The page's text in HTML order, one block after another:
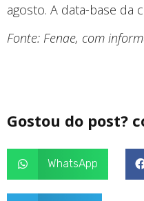
agosto. A data-base da
Fonte: Fenae, com
Gostou do post?
WhatsApp